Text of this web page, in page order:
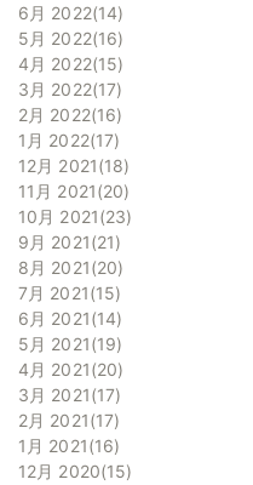
6月 2022 14
5月 2022 16
4月 2022 15
3月 2022 17
2月 2022 16
1月 2022 17
12月 2021 18
11月 2021 20
10月 2021 23
9月 2021 21
8月 2021 20
7月 2021 15
6月 2021 14
5月 2021 19
4月 2021 20
3月 2021 17
2月 2021 17
1月 2021 16
12月 2020 15